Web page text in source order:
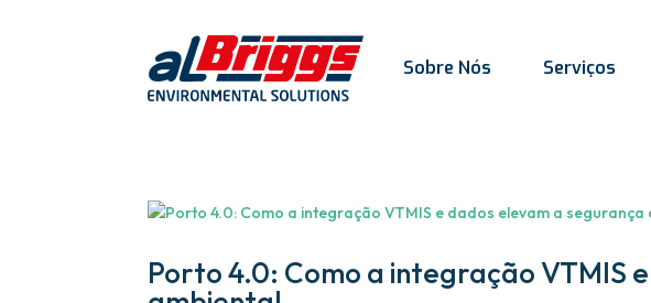
Sobre Nós Serviços
Porto 4.0: Como a integração VTMIS